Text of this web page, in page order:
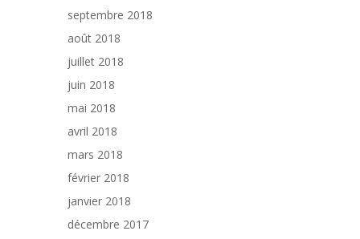
septembre 2018
août 2018
juillet 2018
juin 2018
mai 2018
avril 2018
mars 2018
février 2018
janvier 2018
décembre 2017